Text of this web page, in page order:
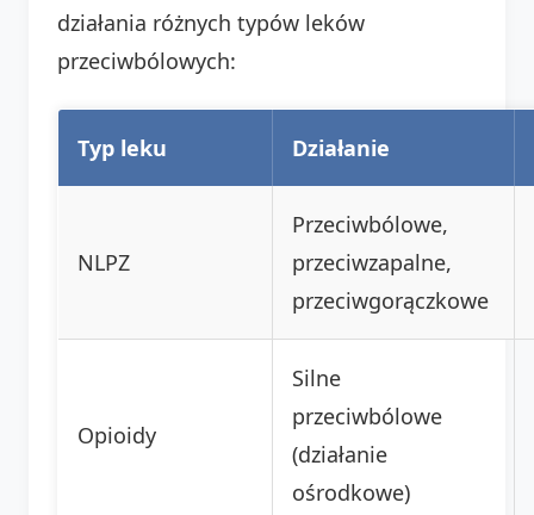
działania różnych typów leków
przeciwbólowych:
Typ leku Działanie
NLPZ
Przeciwbólowe,
przeciwzapalne,
przeciwgorączkowe
Opioidy
Silne
przeciwbólowe
(działanie
ośrodkowe)